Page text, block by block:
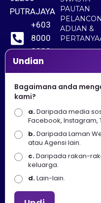
PUTRAJAYA
+603
8000
8000
+603
8891
7100
PAUTAN
ADUAN &
Penafian : Kerajaan
Pelancongan Seni dan
bertanggungjawab atas
disebabkan oleh
yang diperolehi dari portal
Undian
Bagaimana anda
kami?
a.Daripada media
Facebook, Instagram,
b.Daripada Laman
atau Agensi lain.
c.Daripada rakan-
keluarga.
d.Lain-lain.
Apa Khabar! Selamat
Pelancongan, Seni dan